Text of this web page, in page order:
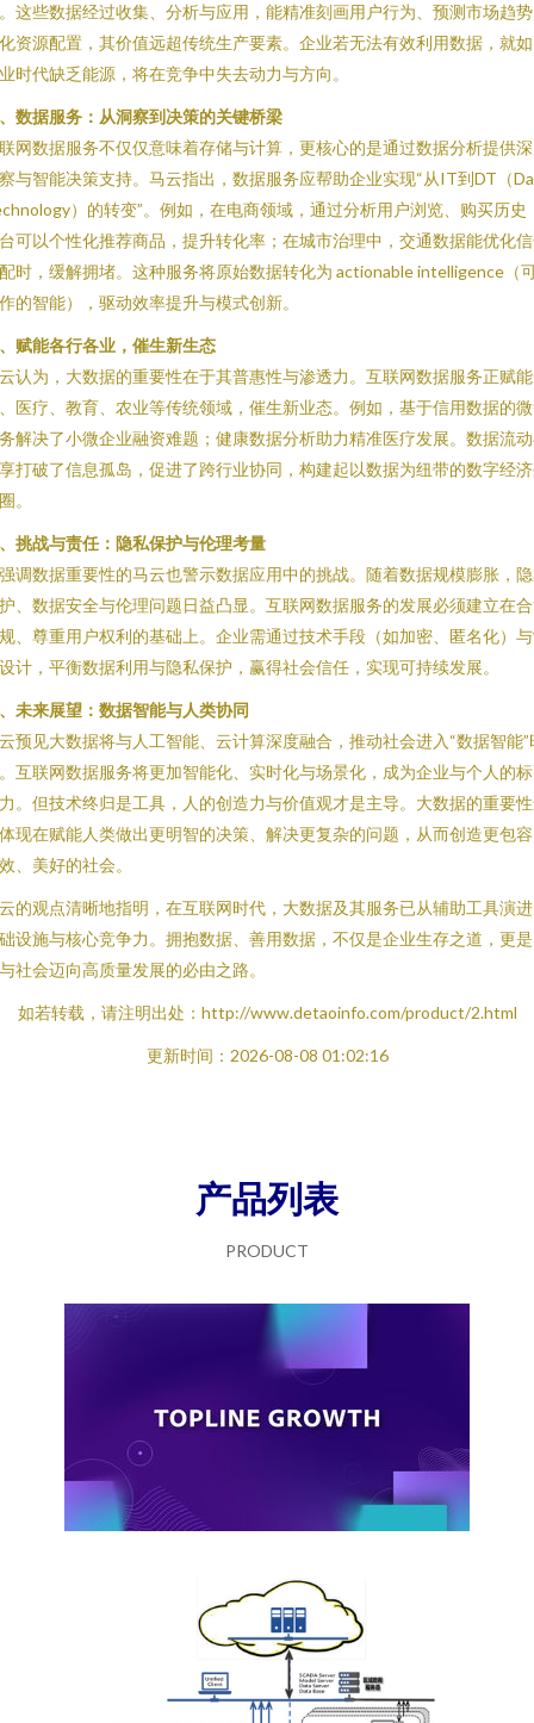
这些数据经过收集、分析与应用，能精准刻画用户行为、预测市场趋
资源配置，其价值远超传统生产要素。企业若无法有效利用数据，就
时代缺乏能源，将在竞争中失去动力与方向。
数据服务：从洞察到决策的关键桥梁
网数据服务不仅仅意味着存储与计算，更核心的是通过数据分析提供
与智能决策支持。马云指出，数据服务应帮助企业实现“从IT到DT（
）的转变”。例如，在电商领域，通过分析用户浏览、购买历史
可以个性化推荐商品，提升转化率；在城市治理中，交通数据能优化
时，缓解拥堵。这种服务将原始数据转化为 actionable intelligence（
的智能），驱动效率提升与模式创新。
赋能各行各业，催生新生态
认为，大数据的重要性在于其普惠性与渗透力。互联网数据服务正赋
医疗、教育、农业等传统领域，催生新业态。例如，基于信用数据的
解决了小微企业融资难题；健康数据分析助力精准医疗发展。数据流
打破了信息孤岛，促进了跨行业协同，构建起以数据为纽带的数字经
。
挑战与责任：隐私保护与伦理考量
调数据重要性的马云也警示数据应用中的挑战。随着数据规模膨胀，
、数据安全与伦理问题日益凸显。互联网数据服务的发展必须建立在
、尊重用户权利的基础上。企业需通过技术手段（如加密、匿名化）
计，平衡数据利用与隐私保护，赢得社会信任，实现可持续发展。
未来展望：数据智能与人类协同
预见大数据将与人工智能、云计算深度融合，推动社会进入“数据智能”
互联网数据服务将更加智能化、实时化与场景化，成为企业与个人的
。但技术终归是工具，人的创造力与价值观才是主导。大数据的重要
现在赋能人类做出更明智的决策、解决更复杂的问题，从而创造更包
、美好的社会。
的观点清晰地指明，在互联网时代，大数据及其服务已从辅助工具演
设施与核心竞争力。拥抱数据、善用数据，不仅是企业生存之道，更
社会迈向高质量发展的必由之路。
如若转载，请注明出处：http://www.detaoinfo.com/product/2.html
更新时间：2026-08-08 01:02:16
产品列表
PRODUCT